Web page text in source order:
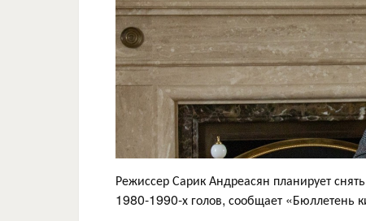
Режиссер Сарик Андреасян планирует
1980-1990-х голов, сообщает «Бюллетень